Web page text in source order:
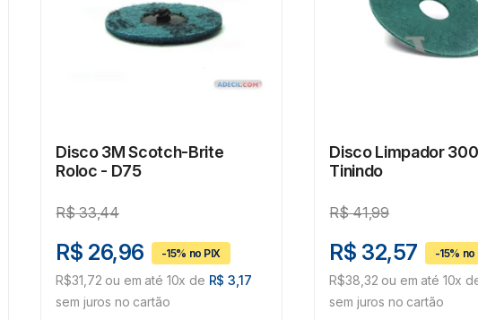
Disco 3M Scotch-Brite
Roloc - D75
R$33,44
R$ 26,96
R$31,72 ou em até 10x de R$ 3,17
sem juros no cartão
Disco Limpador
Tinindo
R$41,99
R$ 32,57
R$38,32 ou em até 10x
sem juros no cartão